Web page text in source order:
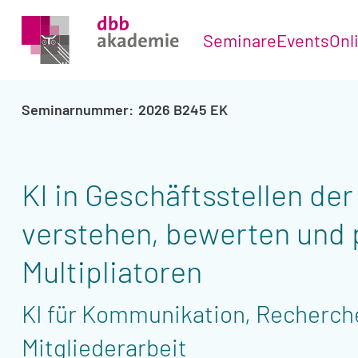
SeminareEvents
2026 B245 EK
KI in Geschäftsstellen
verstehen, bewerten
Multipliatoren
KI für Kommunikation,
Mitgliederarbeit